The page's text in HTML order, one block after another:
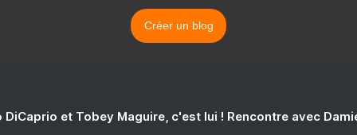
Créer un blog
DiCaprio et Tobey Maguire, c'est lui ! Rencontre avec